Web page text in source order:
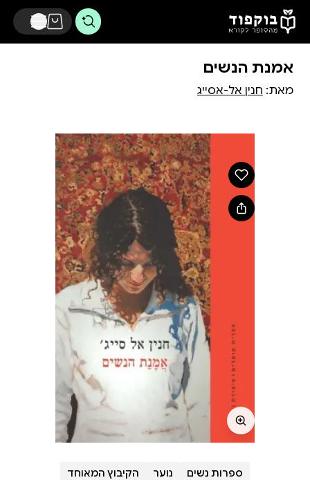
דלג לתוכן הראשי
אמנת הנשים
מאת: חנין אל-אסייג
ספרות נשים נוער הקיבוץ המאוחד